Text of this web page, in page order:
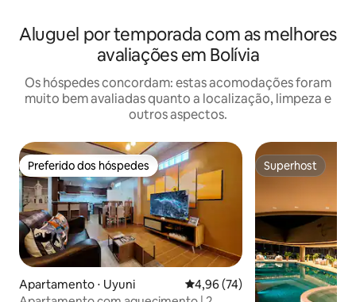
Aluguel por temporada com as melhores
avaliações em Bolívia
Os hóspedes concordam: estas acomodações foram
muito bem avaliadas quanto a localização, limpeza e
outros aspectos.
Preferido dos hóspedes
Preferido dos hóspedes
Apartamento ⋅ Uyuni 4,96 de uma avaliação média
4,96 (74)
Superhost
Superhost